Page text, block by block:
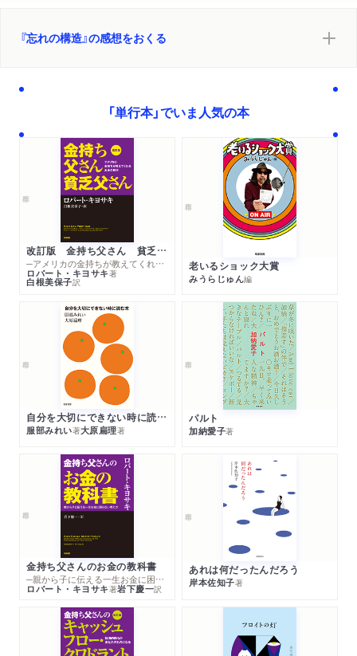
『忘れの構造』の感想をおくる
「単行本」でいま人気の本
改訂版 金持ち父さん 貧乏父さん
─アメリカの金持ちが教えてくれるお金の哲学
ロバート・キヨサキ著
白根美保子訳
老いるショック大賞
みうらじゅん編
自分を大切にできない時に読む本
服部みれい著大原扁理著
パルト
加納愛子著
金持ち父さんのお金の教科書
─親から子に伝える一生お金に困らない考え方
ロバート・キヨサキ著岩下慶一訳
あれは何だったんだろう
岸本佐知子著